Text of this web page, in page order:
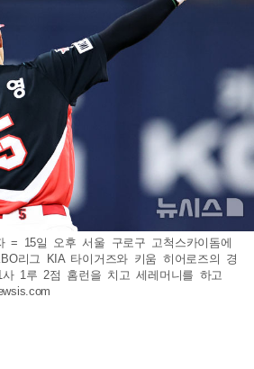
= 15일 오후 서울 구로구 고척스카이돔에
리그 KIA 타이거즈와 키움 히어로즈의 경
1루 2점 홈런을 치고 세레머니를 하고